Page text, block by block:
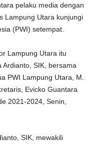
pelaku media dengan
Lampung Utara kunjungi
(PWI) setempat.
Lampung Utara itu
Ardianto, SIK, bersama
PWI Lampung Utara, M.
Evicko Guantara
2021-2024, Senin,
SIK, mewakili